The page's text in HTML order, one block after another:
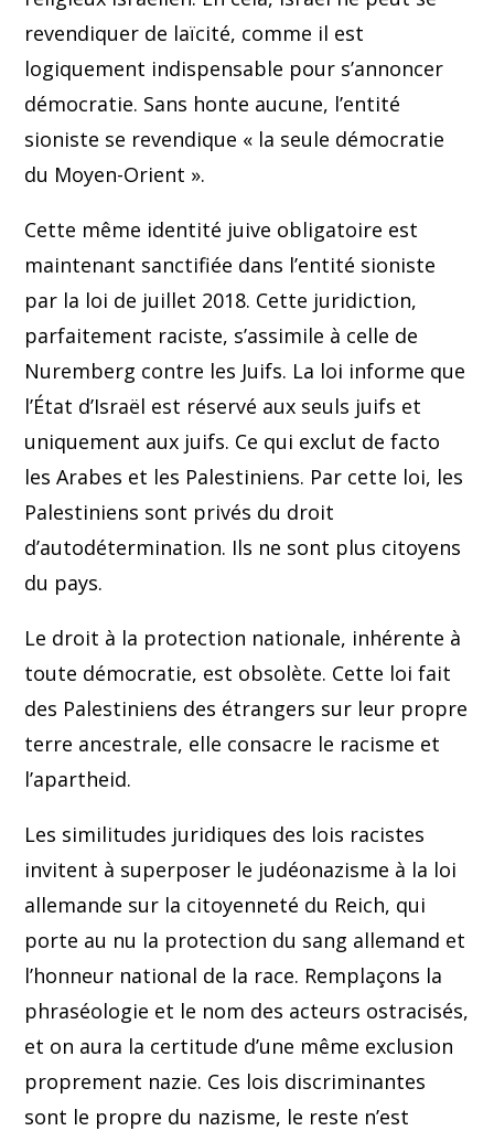
revendiquer de laïcité, comme il est
logiquement indispensable pour s’annoncer
démocratie. Sans honte aucune, l’entité
sioniste se revendique « la seule démocratie
du Moyen-Orient ».
Cette même identité juive obligatoire est
maintenant sanctifiée dans l’entité sioniste
par la loi de juillet 2018. Cette juridiction,
parfaitement raciste, s’assimile à celle de
Nuremberg contre les Juifs. La loi informe que
l’État d’Israël est réservé aux seuls juifs et
uniquement aux juifs. Ce qui exclut de facto
les Arabes et les Palestiniens. Par cette loi, les
Palestiniens sont privés du droit
d’autodétermination. Ils ne sont plus citoyens
du pays.
Le droit à la protection nationale, inhérente à
toute démocratie, est obsolète. Cette loi fait
des Palestiniens des étrangers sur leur propre
terre ancestrale, elle consacre le racisme et
l’apartheid.
Les similitudes juridiques des lois racistes
invitent à superposer le judéonazisme à la loi
allemande sur la citoyenneté du Reich, qui
porte au nu la protection du sang allemand et
l’honneur national de la race. Remplaçons la
phraséologie et le nom des acteurs ostracisés,
et on aura la certitude d’une même exclusion
proprement nazie. Ces lois discriminantes
sont le propre du nazisme, le reste n’est